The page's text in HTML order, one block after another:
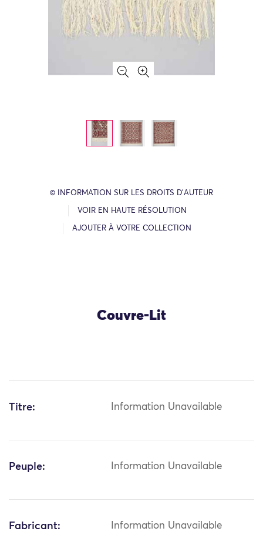
© INFORMATION SUR LES DROITS D’AUTEUR
VOIR EN HAUTE RÉSOLUTION
AJOUTER À VOTRE COLLECTION
Couvre-Lit
Titre: Information Unavailable
Peuple: Information Unavailable
Fabricant: Information Unavailable